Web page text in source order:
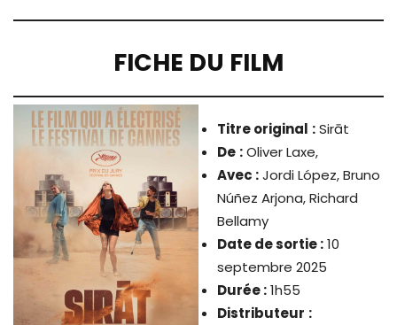
FICHE DU FILM
Titre original :Sirāt
De :Oliver Laxe,
Avec :Jordi López, Bruno
Núñez Arjona, Richard
Bellamy
Date de sortie :10
septembre 2025
Durée :1h55
Distributeur :